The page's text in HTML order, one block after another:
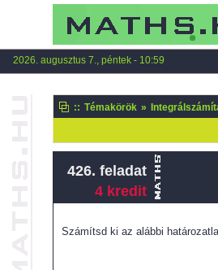
2026. augusztus 7., péntek - 10:59
:: Témakörök »
426. feladat
4 kredit
Számítsd ki az alábbi